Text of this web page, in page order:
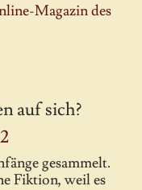
Magazin des
auf sich?
gesammelt.
Fiktion, weil es